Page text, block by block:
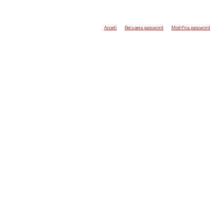
Accedi Recupera password Modifica password